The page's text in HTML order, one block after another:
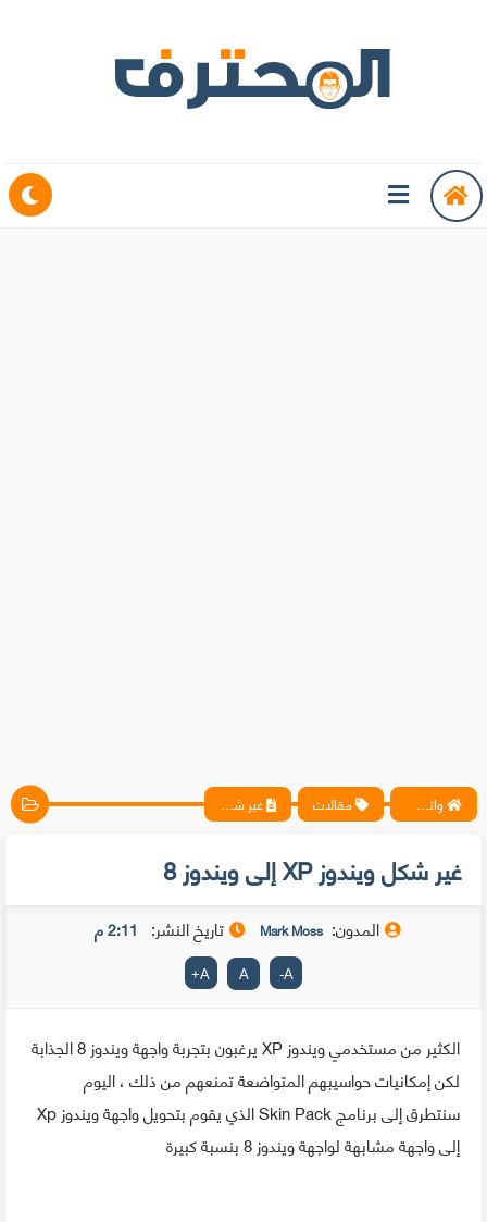
واتس آب ، فيسبوك ، أنترنت ، شروحات تقنية حصرية - المحترف مقالات غير شكل ويندوز XP إلى ويندوز 8
غير شكل ويندوز XP إلى ويندوز 8
المدون: Mark Moss تاريخ النشر: 2:11 م
A
-
A
A
+
الكثير من مستخدمي ويندوز XP يرغبون بتجربة واجهة ويندوز 8 الجذابة
لكن إمكانيات حواسيبهم المتواضعة تمنعهم من ذلك ، اليوم
سنتطرق إلى برنامج Skin Pack الذي يقوم بتحويل واجهة ويندوز Xp
إلى واجهة مشابهة لواجهة ويندوز 8 بنسبة كبيرة